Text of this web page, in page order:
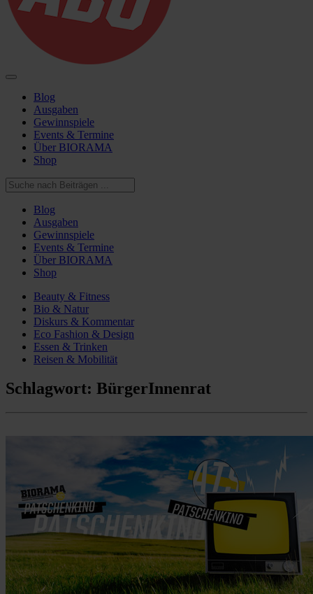
Blog
Ausgaben
Gewinnspiele
Events & Termine
Über BIORAMA
Shop
Blog
Ausgaben
Gewinnspiele
Events & Termine
Über BIORAMA
Shop
Beauty & Fitness
Bio & Natur
Diskurs & Kommentar
Eco Fashion & Design
Essen & Trinken
Reisen & Mobilität
Schlagwort: BürgerInnenrat